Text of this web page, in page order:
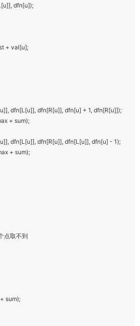
dfn[u]);
+ val[u];
dfn[L[u]], dfn[R[u]], dfn[u] + 1, dfn[R[u]]);
+ sum);
dfn[L[u]], dfn[R[u]], dfn[L[u]], dfn[u] - 1);
+ sum);
取不到
sum);